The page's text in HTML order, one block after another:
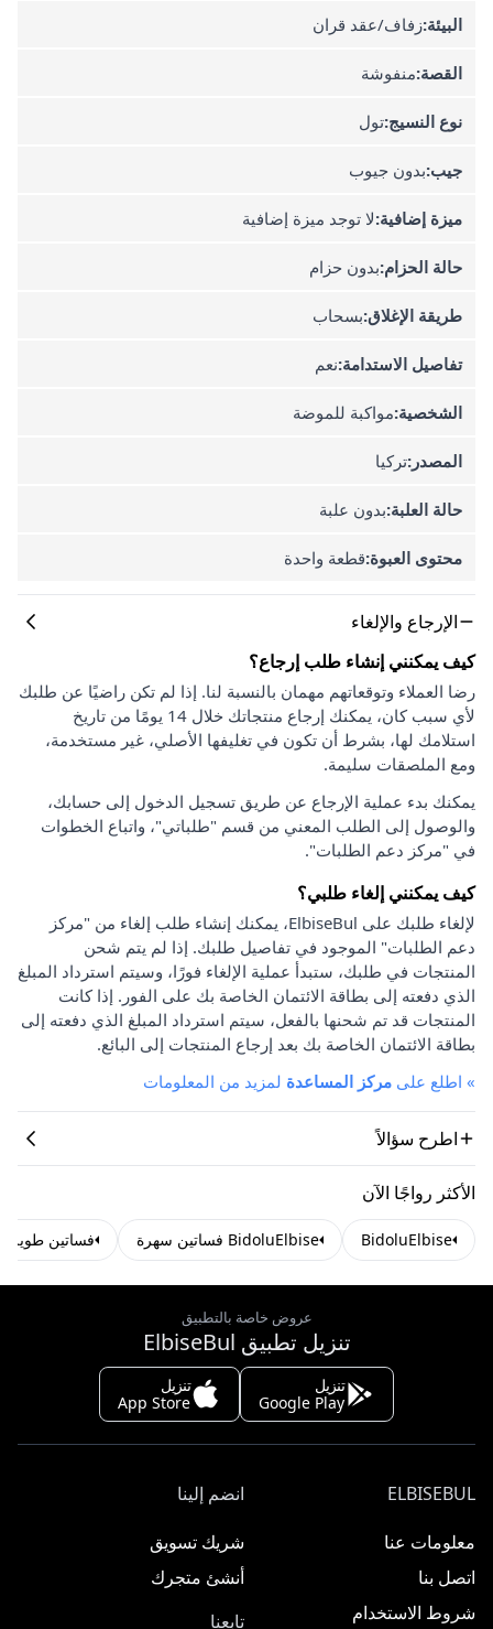
البيئة:زفاف/عقد قران
القصة:منفوشة
نوع النسيج:تول
جيب:بدون جيوب
ميزة إضافية:لا توجد ميزة إضافية
حالة الحزام:بدون حزام
طريقة الإغلاق:بسحاب
تفاصيل الاستدامة:نعم
الشخصية:مواكبة للموضة
المصدر:تركيا
حالة العلبة:بدون علبة
محتوى العبوة:قطعة واحدة
الإرجاع والإلغاء
كيف يمكنني إنشاء طلب إرجاع؟
رضا العملاء وتوقعاتهم مهمان بالنسبة لنا. إذا لم تكن راضيًا عن طلبك
لأي سبب كان، يمكنك إرجاع منتجاتك خلال 14 يومًا من تاريخ
استلامك لها، بشرط أن تكون في تغليفها الأصلي، غير مستخدمة،
ومع الملصقات سليمة.
يمكنك بدء عملية الإرجاع عن طريق تسجيل الدخول إلى حسابك،
والوصول إلى الطلب المعني من قسم "طلباتي"، واتباع الخطوات
في "مركز دعم الطلبات".
كيف يمكنني إلغاء طلبي؟
لإلغاء طلبك على ElbiseBul، يمكنك إنشاء طلب إلغاء من "مركز
دعم الطلبات" الموجود في تفاصيل طلبك. إذا لم يتم شحن
المنتجات في طلبك، ستبدأ عملية الإلغاء فورًا، وسيتم استرداد المبلغ
الذي دفعته إلى بطاقة الائتمان الخاصة بك على الفور. إذا كانت
المنتجات قد تم شحنها بالفعل، سيتم استرداد المبلغ الذي دفعته إلى
بطاقة الائتمان الخاصة بك بعد إرجاع المنتجات إلى البائع.
» اطلع على مركز المساعدة لمزيد من المعلومات
اطرح سؤالاً
الأكثر رواجًا الآن
BidoluElbise BidoluElbise فساتين سهرة فساتين طويلة
عروض خاصة بالتطبيق
تنزيل تطبيق ElbiseBul
تنزيل
Google Play
تنزيل
App Store
ELBISEBUL
معلومات عنا
اتصل بنا
شروط الاستخدام
انضم إلينا
شريك تسويق
أنشئ متجرك
تابعنا